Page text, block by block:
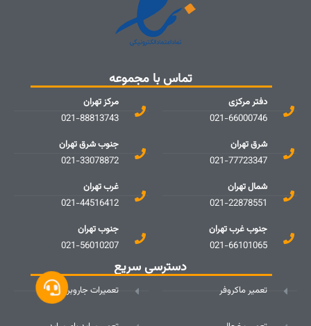
تماس با مجموعه
دفتر مرکزی
021-66000746
شرق تهران
021-77723347
شمال تهران
021-22878551
جنوب غرب تهران
021-66101065
مرکز تهران
021-88813743
جنوب شرق تهران
021-33078872
غرب تهران
021-44516412
جنوب تهران
021-56010207
دسترسی سریع
تعمیر ماکروفر تعمیرات جاروبرقی